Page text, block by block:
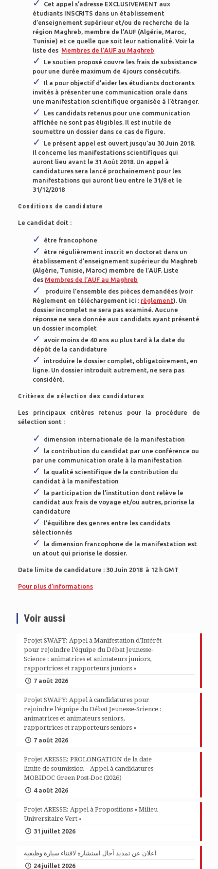
Cet appel s’adresse EXCLUSIVEMENT aux
étudiants INSCRITS dans un établissement
d’enseignement supérieur et/ou de recherche de la
région Maghreb, membre de l’AUF (Algérie, Maroc,
Tunisie) et ce quelle que soit leur nationalité. Voir la
liste des Membres de l’AUF au Maghreb
Le soutien proposé couvre les frais de subsistance
pour une durée maximum de 4 jours consécutifs.
Il a pour objectif d’aider les étudiants doctorants
invités à présenter une communication orale dans
une manifestation scientifique organisée à l’étranger.
Les candidats retenus pour une communication
affichée ne sont pas éligibles. Il est inutile de
soumettre un dossier dans ce cas de figure.
Le présent appel est ouvert jusqu’au 30 Juin 2018.
Il concerne les manifestations scientifiques qui
auront lieu avant le 31 Août 2018. Un appel à
candidatures sera lancé prochainement pour les
manifestations qui auront lieu entre le 31/8 et le
31/12/2018
Conditions de candidature
Le candidat doit :
être francophone
être régulièrement inscrit en doctorat dans un
établissement d’enseignement supérieur du Maghreb
(Algérie, Tunisie, Maroc) membre de l’AUF. Liste
des Membres de l’AUF au Maghreb
produire l’ensemble des pièces demandées (voir
Règlement en téléchargement ici : règlement). Un
dossier incomplet ne sera pas examiné. Aucune
réponse ne sera donnée aux candidats ayant présenté
un dossier incomplet
avoir moins de 40 ans au plus tard à la date du
dépôt de la candidature
introduire le dossier complet, obligatoirement, en
ligne. Un dossier introduit autrement, ne sera pas
considéré.
Critères de sélection des candidatures
Les principaux critères retenus pour la procédure de
sélection sont :
dimension internationale de la manifestation
la contribution du candidat par une conférence ou
par une communication orale à la manifestation
la qualité scientifique de la contribution du
candidat à la manifestation
la participation de l’institution dont relève le
candidat aux frais de voyage et/ou autres, priorise la
candidature
l’équilibre des genres entre les candidats
sélectionnés
la dimension francophone de la manifestation est
un atout qui priorise le dossier.
Date limite de candidature : 30 Juin 2018 à 12 h GMT
Pour plus d’informations
Voir aussi
Projet SWAFY: Appel à Manifestation d’Intérêt
pour rejoindre l’équipe du Débat Jeunesse-
Science : animatrices et animateurs juniors,
rapportrices et rapporteurs juniors «
7 août 2026
Projet SWAFY: Appel à candidatures pour
rejoindre l’équipe du Débat Jeunesse-Science :
animatrices et animateurs seniors,
rapportrices et rapporteurs seniors «
7 août 2026
Projet ARESSE: PROLONGATION de la date
limite de soumission – Appel à candidatures
MOBIDOC Green Post-Doc (2026)
4 août 2026
Projet ARESSE: Appel à Propositions « Milieu
Universitaire Vert »
31 juillet 2026
اعلان عن تمديد آجال استشارة لاقتناء سيارة وظيفية
24 juillet 2026